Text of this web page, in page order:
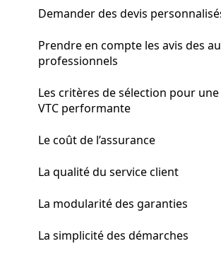
Demander des devis
Prendre en compte les avis des
professionnels
Les critères de sélection pour
VTC performante
Le coût de l’assurance
La qualité du service client
La modularité des garanties
La simplicité des démarches